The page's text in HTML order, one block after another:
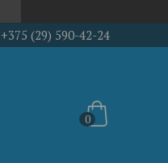
+375 (29) 590-42-24